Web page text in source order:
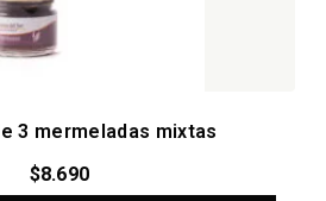
3 mermeladas mixtas
$8.690